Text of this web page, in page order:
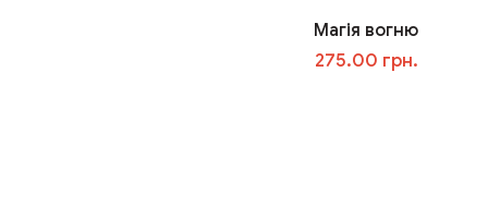
Магія вогню
275.00 грн.